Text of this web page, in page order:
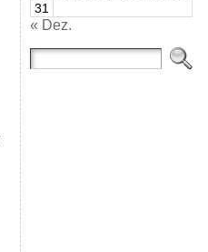
31
« Dez.